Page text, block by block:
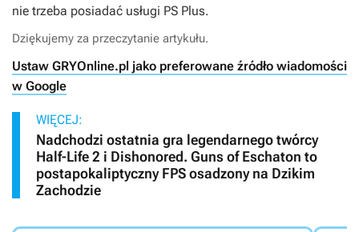
nie trzeba posiadać usługi PS Plus.
Dziękujemy za przeczytanie artykułu.
Ustaw GRYOnline.pl jako preferowane źródło wiadomości
w Google
WIĘCEJ:
Nadchodzi ostatnia gra legendarnego twórcy
Half-Life 2 i Dishonored. Guns of Eschaton to
postapokaliptyczny FPS osadzony na Dzikim
Zachodzie